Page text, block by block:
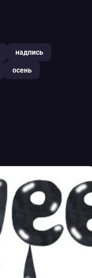
надпись
осень